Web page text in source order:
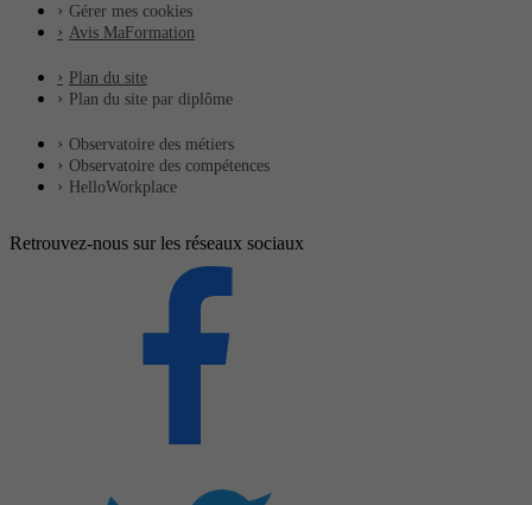
Gérer mes cookies
Avis MaFormation
Plan du site
Plan du site par diplôme
Observatoire des métiers
Observatoire des compétences
HelloWorkplace
Retrouvez-nous sur les réseaux sociaux